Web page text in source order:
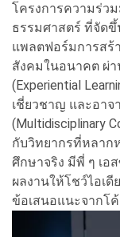
โครงการความร่ว
ธรรมศาสตร์ ที่จัด
แพลตฟอร์มการสร้
สังคมในอนาคต ผ่า
(Experiential
เชี่ยวชาญ และอา
(Multidisciplinary
กับวิทยากรที่หลาก
ศึกษาจริง มีพี่ ๆ เอ
ผลงานให้โชว์ไอเ
ข้อเสนอแนะจากโ